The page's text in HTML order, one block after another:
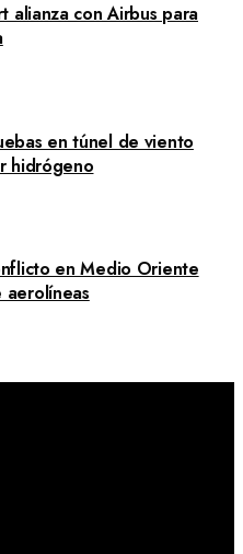
alianza con Airbus para
en túnel de viento
hidrógeno
en Medio Oriente
aerolíneas